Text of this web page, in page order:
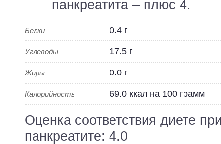
панкреатита – плюс 4.
Белки 0.4 г
Углеводы 17.5 г
Жиры 0.0 г
Калорийность 69.0 ккал на 100 грамм
Оценка соответствия диете
панкреатите: 4.0